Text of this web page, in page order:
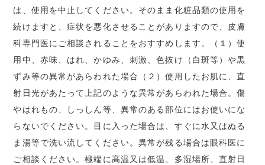
は、使用を中止してください。そのまま化粧品類の使用を
続けますと、症状を悪化させることがありますので、皮膚
科専門医にご相談されることをおすすめします。（１）使
用中、赤味、はれ、かゆみ、刺激、色抜け（白斑等）や黒
ずみ等の異常があらわれた場合（２）使用したお肌に、直
射日光があたって上記のような異常があらわれた場合。傷
やはれもの、しっしん等、異常のある部位にはお使いにな
らないでください。目に入った場合は、すぐに水又はぬる
ま湯等で洗い流してください。異常が残る場合は眼科医に
ご相談ください。極端に高温又は低温、多湿場所、直射日